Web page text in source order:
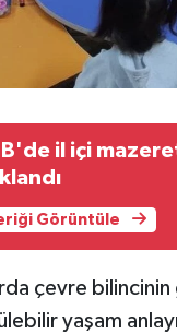
il içi
Görüntüle
çevre
yaşam